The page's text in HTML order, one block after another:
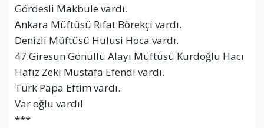
Gördesli Makbule vardı.
Ankara Müftüsü Rıfat Börekçi vardı.
Denizli Müftüsü Hulusi Hoca vardı.
47.Giresun Gönüllü Alayı Müftüsü Kurdoğlu Hacı
Hafız Zeki Mustafa Efendi vardı.
Türk Papa Eftim vardı.
Var oğlu vardı!
***